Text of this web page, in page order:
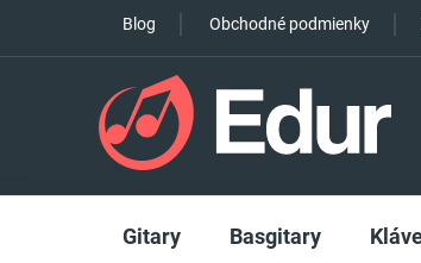
obsah
Blog Obchodné podmienky
Gitary Basgitary